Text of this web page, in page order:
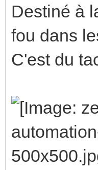
Destiné à
fou dans
C'est du